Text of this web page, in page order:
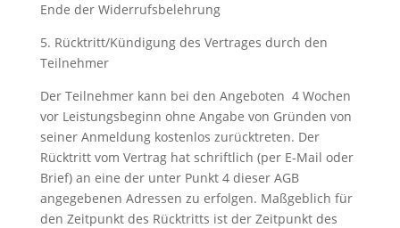
Ende der Widerrufsbelehrung
5. Rücktritt/Kündigung des Vertrages durch den
Teilnehmer
Der Teilnehmer kann bei den Angeboten 4 Wochen
vor Leistungsbeginn ohne Angabe von Gründen von
seiner Anmeldung kostenlos zurücktreten. Der
Rücktritt vom Vertrag hat schriftlich (per E-Mail oder
Brief) an eine der unter Punkt 4 dieser AGB
angegebenen Adressen zu erfolgen. Maßgeblich für
den Zeitpunkt des Rücktritts ist der Zeitpunkt des